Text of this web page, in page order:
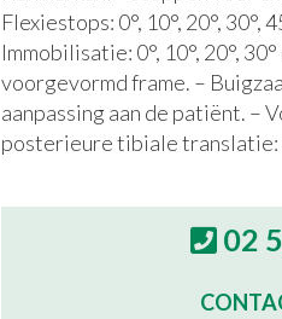
Flexiestops: 0°, 10°, 20°, 30°,
Immobilisatie: 0°, 10°, 20°,
voorgevormd frame. –
aanpassing aan de patiënt. –
posterieure tibiale translatie:
02